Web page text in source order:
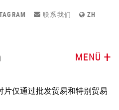
联系我们
ZH
MENÜ
片仅通过批发贸易和特别贸易